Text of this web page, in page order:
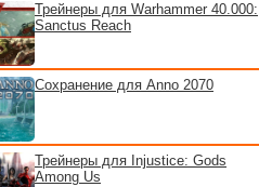
Трейнеры для Warhammer 40.000:
Sanctus Reach
Сохранение для Anno 2070
Трейнеры для Injustice: Gods
Among Us